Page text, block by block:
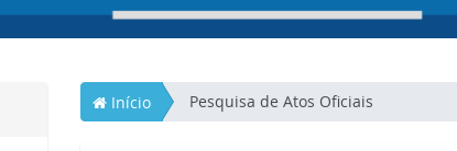
Início Pesquisa de Atos Oficiais